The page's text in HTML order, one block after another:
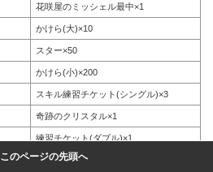
花咲屋のミッシェル最中×1
かけら(大)×10
スター×50
かけら(小)×200
スキル練習チケット(シングル)×3
奇跡のクリスタル×1
練習チケット(ダブル)×1
山吹沙綾 星2［さわやかバケーション］
このページの先頭へ